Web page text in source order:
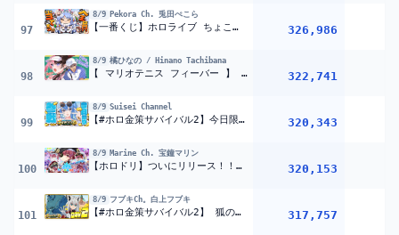
97
8/9 Pekora Ch. 兎田ぺこら
【一番くじ】ホロライブ ちょこのっこコレクション全員コンプリート目指す！！ぺこ！【ホロライブ/兎田ぺこら】 326,986
98
8/9 橘ひなの / Hinano Tachibana
【 マリオテニス フィーバー 】 VCC TENNIS、熱血でいくぞおおおおおおお！ w/イブラヒム【ぶいすぽっ！/橘ひなの】 322,741
99
8/9 Suisei Channel
【#ホロ金策サバイバル2】今日限りの参戦‼遊び尽くすぞおおおおお【星街すいせい / #ほしまちすたじお】 320,343
100
8/9 Marine Ch. 宝鐘マリン
【ホロドリ】ついにリリース！！hololive Dreams初回プレイ?【ホロライブ/宝鐘マリン】 320,153
101
8/9 フブキCh。白上フブキ
【#ホロ金策サバイバル2】 狐の錬金術師/FOXALCHEMIST DAY2 【ホロライブ/白上フブキ】 317,757